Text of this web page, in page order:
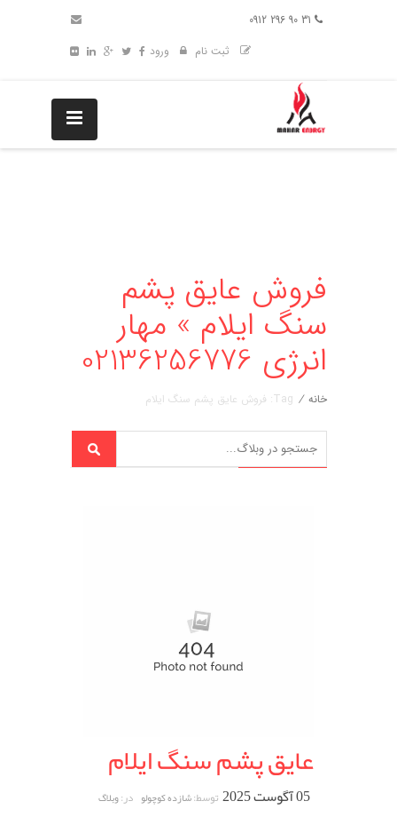
ثبت نام
ورود
فروش عایق پشم
سنگ ایلام » مهار
انرژی 02136256776
خانه / Tag: فروش عایق پشم سنگ ایلام
عایق پشم سنگ ایلام
05 آگوست 2025 توسط:شازده کوچولو در:وبلاگ